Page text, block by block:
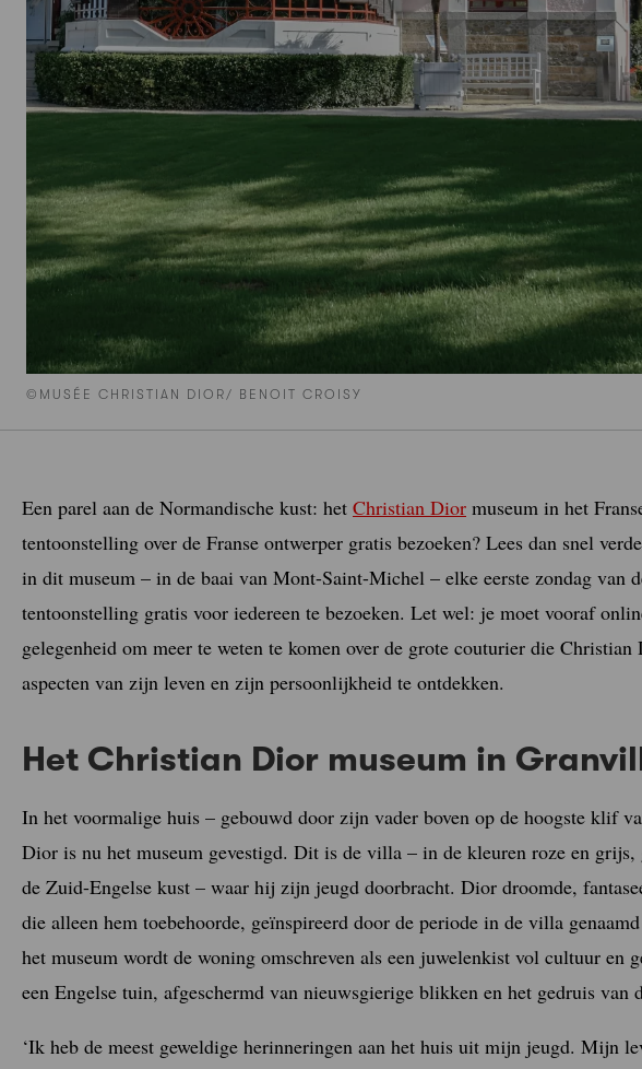
©MUSÉE CHRISTIAN DIOR/ BENOIT CROISY
Een parel aan de Normandische kust: het Christian Dior museum in het
tentoonstelling over de Franse ontwerper gratis bezoeken? Lees dan snel
in dit museum – in de baai van Mont-Saint-Michel – elke eerste zondag van
tentoonstelling gratis voor iedereen te bezoeken. Let wel: je moet vooraf
gelegenheid om meer te weten te komen over de grote couturier die
aspecten van zijn leven en zijn persoonlijkheid te ontdekken.
Het Christian Dior museum in
In het voormalige huis – gebouwd door zijn vader boven op de hoogste klif
Dior is nu het museum gevestigd. Dit is de villa – in de kleuren roze en grijs,
de Zuid-Engelse kust – waar hij zijn jeugd doorbracht. Dior droomde,
die alleen hem toebehoorde, geïnspireerd door de periode in de villa
het museum wordt de woning omschreven als een juwelenkist vol cultuur en
een Engelse tuin, afgeschermd van nieuwsgierige blikken en het gedruis van
‘Ik heb de meest geweldige herinneringen aan het huis uit mijn jeugd. Mijn